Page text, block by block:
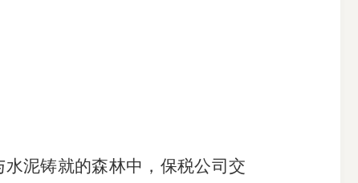
泥铸就的森林中，保税公司交